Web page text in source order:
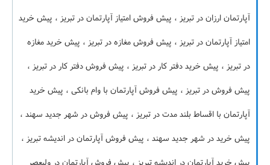
آپارتمان ارزان در تبریز ، پیش فروش امتیاز آپارتمان در تبریز ، پیش خرید
امتیاز آپارتمان در تبریز ، پیش فروش مغازه در تبریز ، پیش خرید مغازه
در تبریز ، پیش خرید دفتر کار در تبریز ، پیش فروش دفتر کار در تبریز ،
پیش فروش در تبریز ، پیش فروش آپارتمان با وام بانکی ، پیش خرید
آپارتمان با اقساط بلند مدت در تبریز ، پیش فروش در شهر جدید سهند ،
پیش خرید در شهر جدید سهند ، پیش فروش آپارتمان در اندیشه تبریز ،
پیش خرید آپارتمان در اندیشه تبریز ، پیش فروش آپارتمان در ولیعصر